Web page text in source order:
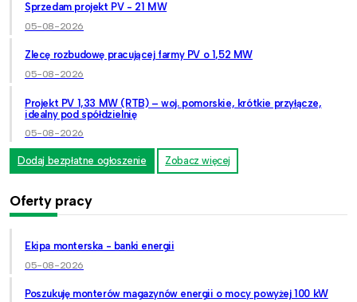
Sprzedam projekt PV - 21 MW
05-08-2026
Zlecę rozbudowę pracującej farmy PV o 1,52 MW
05-08-2026
Projekt PV 1,33 MW (RTB) – woj. pomorskie, krótkie przyłącze,
idealny pod spółdzielnię
05-08-2026
Dodaj bezpłatne ogłoszenie Zobacz więcej
Oferty pracy
Ekipa monterska - banki energii
05-08-2026
Poszukuję monterów magazynów energii o mocy powyżej 100 kW